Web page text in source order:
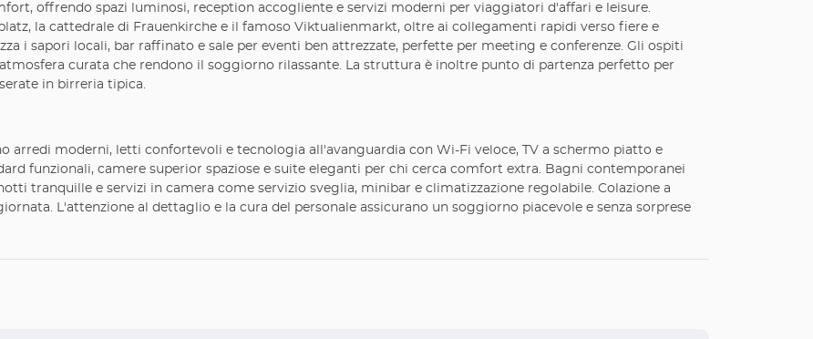
offrendo spazi luminosi, reception accogliente e servizi moderni per viaggiatori d'affari e leisure.
la cattedrale di Frauenkirche e il famoso Viktualienmarkt, oltre ai collegamenti rapidi verso fiere e
i sapori locali, bar raffinato e sale per eventi ben attrezzate, perfette per meeting e conferenze. Gli ospiti
curata che rendono il soggiorno rilassante. La struttura è inoltre punto di partenza perfetto per
in birreria tipica.
arredi moderni, letti confortevoli e tecnologia all'avanguardia con Wi-Fi veloce, TV a schermo piatto e
funzionali, camere superior spaziose e suite eleganti per chi cerca comfort extra. Bagni contemporanei
tranquille e servizi in camera come servizio sveglia, minibar e climatizzazione regolabile. Colazione a
L'attenzione al dettaglio e la cura del personale assicurano un soggiorno piacevole e senza sorprese